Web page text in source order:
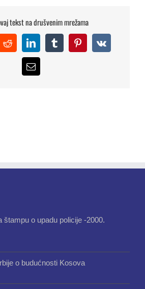
tekst na drušvenim mrežama
RedditLinkedInTumblrPinterest
Vk
Email
štampu o upadu policije -2000.
o budućnosti Kosova